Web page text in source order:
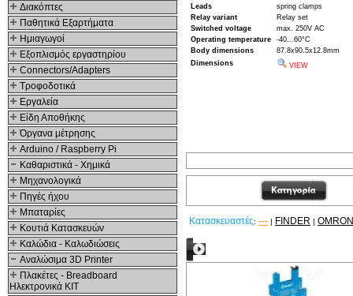
Διακόπτες
Παθητικά Εξαρτήματα
Hμιαγωγοί
Εξοπλισμός εργαστηρίου
Connectors/Adapters
Τροφοδοτικά
Εργαλεία
Είδη Αποθήκης
Όργανα μέτρησης
Arduino / Raspberry Pi
Καθαριστικά - Χημικά
Μηχανολογικά
Πηγές ήχου
Μπαταρίες
Κουτιά Κατασκευών
Καλώδια - Καλωδιώσεις
Αναλώσιμα 3D Printer
Πλακέτες - Breadboard
Ηλεκτρονικά ΚΙΤ
Leads
spring clamps
Relay variant
Relay set
Switched voltage
max. 250V AC
Operating temperature
-40...60°C
Body dimensions
87.8x90.5x12.8mm
Dimensions
VIEW
Κατασκευαστές: --- | FINDER | OMRON